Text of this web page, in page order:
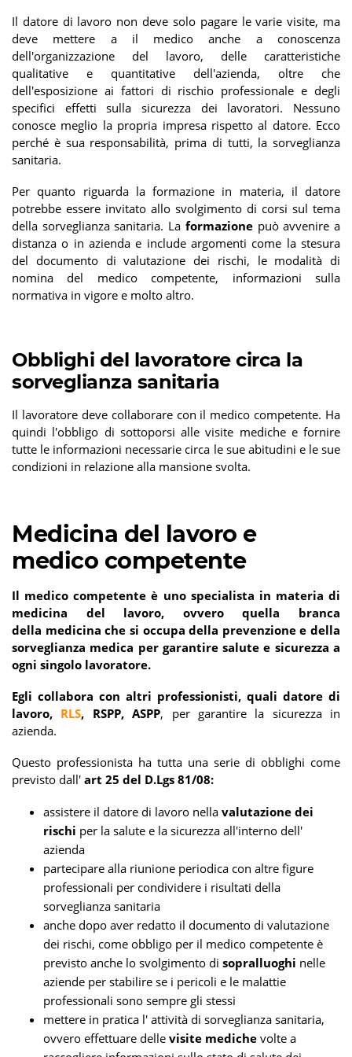
Il datore di lavoro non deve solo pagare le varie visite, ma
deve mettere a il medico anche a conoscenza
dell'organizzazione del lavoro, delle caratteristiche
qualitative e quantitative dell'azienda, oltre che
dell'esposizione ai fattori di rischio professionale e degli
specifici effetti sulla sicurezza dei lavoratori. Nessuno
conosce meglio la propria impresa rispetto al datore. Ecco
perché è sua responsabilità, prima di tutti, la sorveglianza
sanitaria.
Per quanto riguarda la formazione in materia, il datore
potrebbe essere invitato allo svolgimento di corsi sul tema
della sorveglianza sanitaria. La formazione può avvenire a
distanza o in azienda e include argomenti come la stesura
del documento di valutazione dei rischi, le modalità di
nomina del medico competente, informazioni sulla
normativa in vigore e molto altro.
Obblighi del lavoratore circa la
sorveglianza sanitaria
Il lavoratore deve collaborare con il medico competente. Ha
quindi l'obbligo di sottoporsi alle visite mediche e fornire
tutte le informazioni necessarie circa le sue abitudini e le sue
condizioni in relazione alla mansione svolta.
Medicina del lavoro e
medico competente
Il medico competente è uno specialista in materia di
medicina del lavoro, ovvero quella branca
della medicina che si occupa della prevenzione e della
sorveglianza medica per garantire salute e sicurezza a
ogni singolo lavoratore.
Egli collabora con altri professionisti, quali datore di
lavoro, RLS, RSPP, ASPP, per garantire la sicurezza in
azienda.
Questo professionista ha tutta una serie di obblighi come
previsto dall' art 25 del D.Lgs 81/08:
assistere il datore di lavoro nella valutazione dei
rischi per la salute e la sicurezza all'interno dell'
azienda
partecipare alla riunione periodica con altre figure
professionali per condividere i risultati della
sorveglianza sanitaria
anche dopo aver redatto il documento di valutazione
dei rischi, come obbligo per il medico competente è
previsto anche lo svolgimento di sopralluoghi nelle
aziende per stabilire se i pericoli e le malattie
professionali sono sempre gli stessi
mettere in pratica l' attività di sorveglianza sanitaria,
ovvero effettuare delle visite mediche volte a